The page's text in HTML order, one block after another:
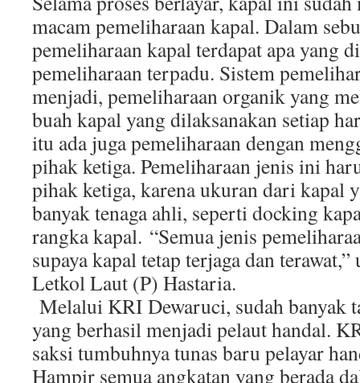
macam pemeliharaan kapal. Dalam
pemeliharaan kapal terdapat apa yang
pemeliharaan terpadu. Sistem
menjadi, pemeliharaan organik yang
buah kapal yang dilaksanakan setiap
itu ada juga pemeliharaan dengan
pihak ketiga. Pemeliharaan jenis ini
pihak ketiga, karena ukuran dari kapal
banyak tenaga ahli, seperti docking
rangka kapal. “Semua jenis
supaya kapal tetap terjaga dan
Letkol Laut (P) Hastaria.
Melalui KRI Dewaruci, sudah banyak
yang berhasil menjadi pelaut handal.
saksi tumbuhnya tunas baru pelayar
Hampir semua angkatan yang berada